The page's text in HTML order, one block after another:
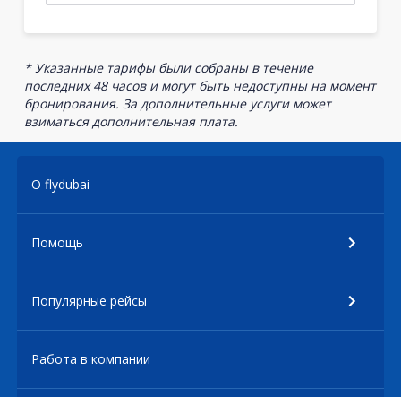
* Указанные тарифы были собраны в течение
последних 48 часов и могут быть недоступны на момент
бронирования. За дополнительные услуги может
взиматься дополнительная плата.
О flydubai
Помощь
Популярные рейсы
Работа в компании